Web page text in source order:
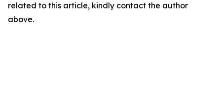
related to this article, kindly contact the author
above.